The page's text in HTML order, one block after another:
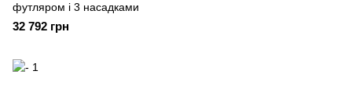
футляром і 3 насадками
32 792 грн